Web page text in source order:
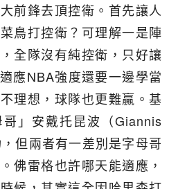
前鋒去頂控衛。首先讓人
鳥打控衛？可理解一是陣
全隊沒有純控衛，只好讓
應NBA強度還要一邊學當
理想，球隊也更難贏。基
」安戴托昆波（Giannis
但兩者有一差別是字母哥
佛雷格也許哪天能適應，